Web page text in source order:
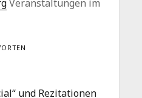
Veranstaltungen im
und Rezitationen